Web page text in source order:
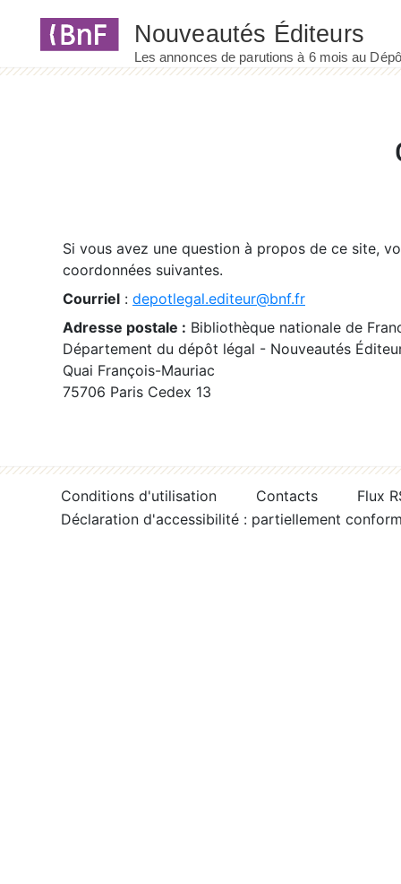
Si vous avez une question à propos de ce site,
coordonnées suivantes.
Courriel : depotlegal.editeur@bnf.fr
Adresse postale : Bibliothèque nationale de
Département du dépôt légal - Nouveautés
Quai François-Mauriac
75706 Paris Cedex 13
Conditions d'utilisation Contacts
Flux
Déclaration d'accessibilité : partiellement